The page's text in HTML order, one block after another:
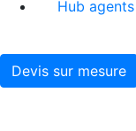
Hub agents
Devis sur mesure